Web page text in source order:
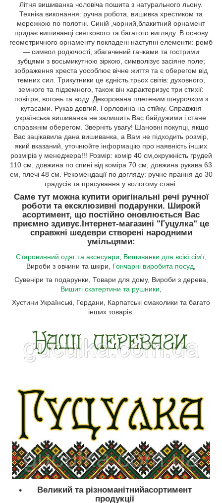
Літня вишиванка чоловіча пошита з натурального льону.
Техніка виконання: ручна робота, вишивка хрестиком та
мережкою по полотні. Синій ,чорний,блакитний орнамент
придає вишиванці святкового та багатого вигляду. В основу
геометричного орнаменту покладені наступні елементи: ромб
― символ родючості, збагачений гачками та гострими
зубцями з восьмикутною зіркою, символізує засіяне поле;
зображення хреста уособлює вічне життя та є оберегом від
темних сил. Трикутники це єдність трьох світів: духовного,
земного та підземного, також він характеризує три стихії:
повітря, вогонь та воду. Декорована плетеним шнурочком з
кутасами. Рукав довгий. Горловина на стійку. Справжня
українська вишиванка не залишить Вас байдужими і стане
справжнім оберегом. Зверніть увагу! Шановні покупці, якщо
Вас зацікавила дана вишиванка, а Вам не підходить розмір,
який вказаний, уточнюйте інформацію про наявність інших
розмірів у менеджера!!! Розмір: комір 40 см,окружність грудей
110 см, довжина по спині від коміра 70 см, довжина рукава 63
см, плечі 48 см. Рекомендації по догляду: ручне прання до 30
градусів та прасування у вологому стані.
Саме тут можна купити оригінальні речі ручної
роботи та ексклюзивні подарунки. Широкй
асортимент, що постійно оновлюється Вас
приємно здивує. Інтернет-магазині "Гуцулка" це
справжні шедеври створені народними
умільцями:
Старовинний одяг та аксесуари Вишиванки для всієї сім'ї,
Вироби з овчини та шкіри,
Гончарні виробита посуд
Сувеніри та подарунки, Товари для дому, Вироби з дерева,
Вишиті скатертини та рушники
Хустини Українські, Гердани, Карпатські смаколики та багато
інших товарів.
Великий та різноманітнийасортимент
продукції